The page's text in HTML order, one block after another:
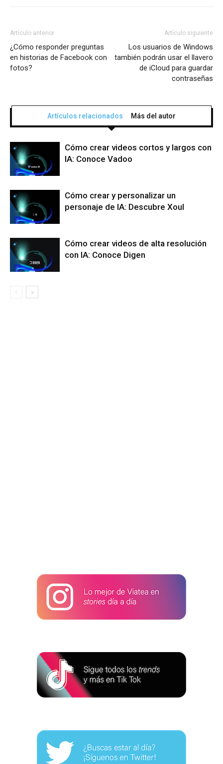
Artículo anterior
¿Cómo responder preguntas
en historias de Facebook con
fotos?
Artículo siguiente
Los usuarios de Windows
también podrán usar el llavero
de iCloud para guardar
contraseñas
Artículos relacionados Más del autor
Cómo crear videos cortos y largos con
IA: Conoce Vadoo
Cómo crear y personalizar un
personaje de IA: Descubre Xoul
Cómo crear videos de alta resolución
con IA: Conoce Digen